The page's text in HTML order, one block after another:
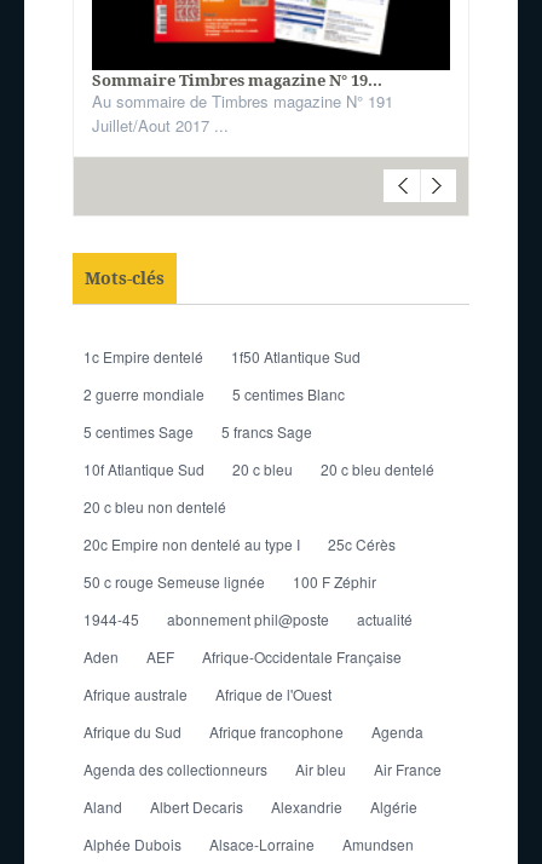
Sommaire Timbres magazine N° 19...
Au sommaire de Timbres magazine N° 191
Juillet/Aout 2017 ...
Mots-clés
1c Empire dentelé
1f50 Atlantique Sud
2 guerre mondiale
5 centimes Blanc
5 centimes Sage
5 francs Sage
10f Atlantique Sud
20 c bleu
20 c bleu dentelé
20 c bleu non dentelé
20c Empire non dentelé au type I
25c Cérès
50 c rouge Semeuse lignée
100 F Zéphir
1944-45
abonnement phil@poste
actualité
Aden
AEF
Afrique-Occidentale Française
Afrique australe
Afrique de l'Ouest
Afrique du Sud
Afrique francophone
Agenda
Agenda des collectionneurs
Air bleu
Air France
Aland
Albert Decaris Alexandrie
Algérie
Alphée Dubois
Alsace-Lorraine
Amundsen